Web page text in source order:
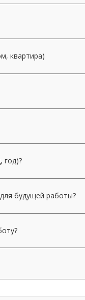
квартира)
год)?
будущей работы?